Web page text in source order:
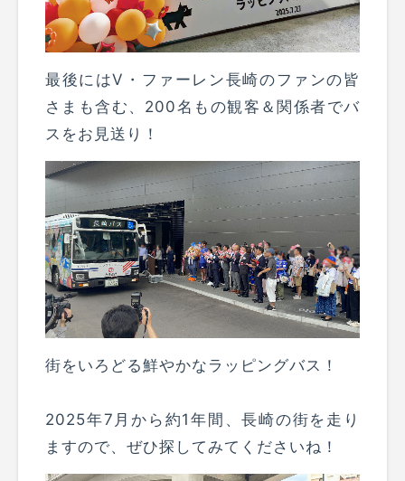
最後にはV・ファーレン長崎のファンの皆
さまも含む、200名もの観客＆関係者でバ
スをお見送り！
街をいろどる鮮やかなラッピングバス！
2025年7月から約1年間、長崎の街を走り
ますので、ぜひ探してみてくださいね！